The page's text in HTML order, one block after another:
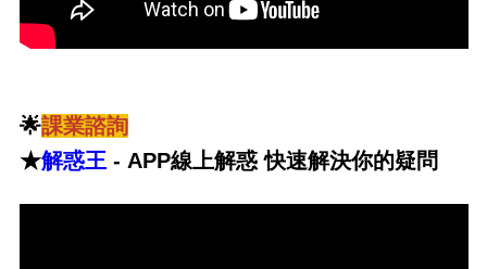
🌟課業諮詢
★解惑王 - APP線上解惑 快速解決你的疑問